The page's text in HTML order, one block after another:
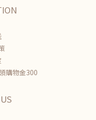
購物金300